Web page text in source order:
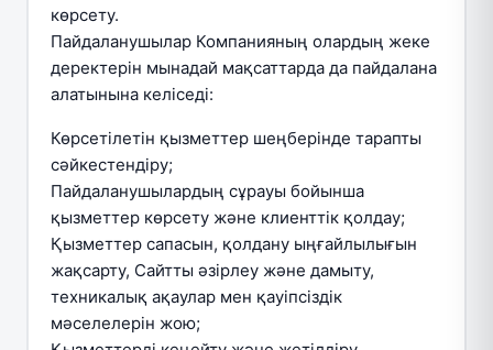
көрсету.
Пайдаланушылар Компанияның олардың жеке
деректерін мынадай мақсаттарда да пайдалана
алатынына келіседі:
Көрсетілетін қызметтер шеңберінде тарапты
сәйкестендіру;
Пайдаланушылардың сұрауы бойынша
қызметтер көрсету және клиенттік қолдау;
Қызметтер сапасын, қолдану ыңғайлылығын
жақсарту, Сайтты әзірлеу және дамыту,
техникалық ақаулар мен қауіпсіздік
мәселелерін жою;